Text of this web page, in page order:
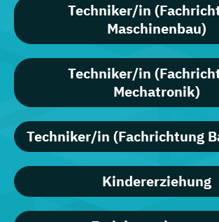
Techniker/in
Maschinenbau)
Techniker/in
Mechatronik)
Techniker/in (Fachrichtung
Kindererziehung